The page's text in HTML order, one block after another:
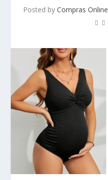
Posted by Compras Online